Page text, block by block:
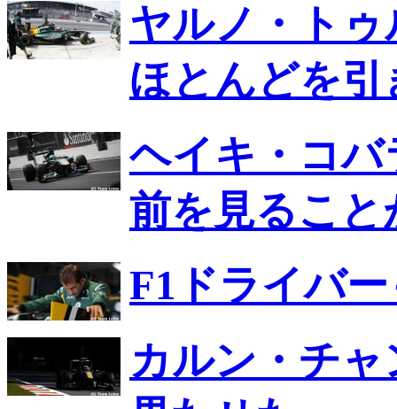
ヤルノ・ト
ほとんどを
ヘイキ・コ
前を見ること
F1ドライバ
カルン・チ